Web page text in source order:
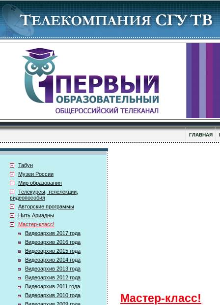
ГЛАВНАЯ
Табун
Музеи России
Мир образования
Телекурсы, телелекции,
видеопособия
Авторские программы
Нить Ариадны
Мастер-класс!
Видеоархив 2017 года
Видеоархив 2016 года
Видеоархив 2015 года
Видеоархив 2014 года
Видеоархив 2013 года
Видеоархив 2012 года
Видеоархив 2011 года
Видеоархив 2010 года
Мастер-класс!